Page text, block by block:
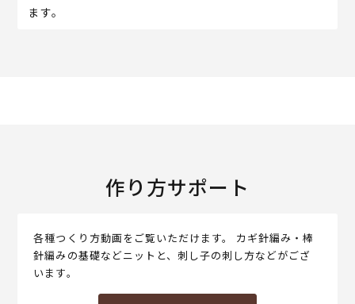
ます。
作り方サポート
各種つくり方動画をご覧いただけます。 カギ針編み・棒
針編みの基礎などニットと、刺し子の刺し方などがござ
います。